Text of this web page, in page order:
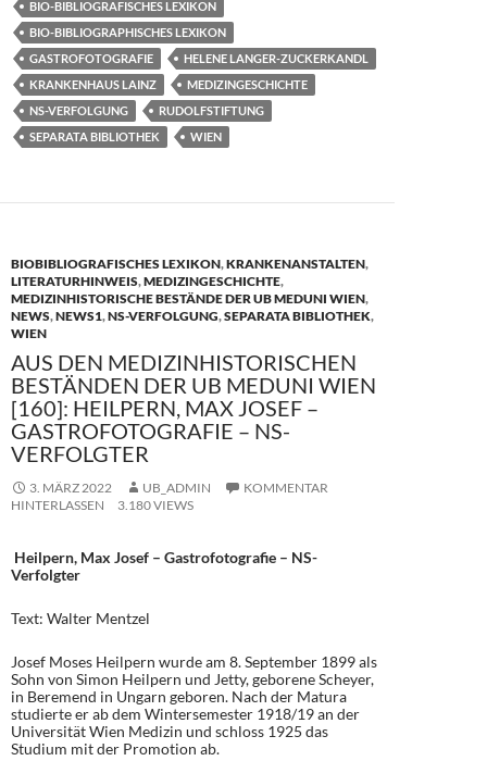
o
o
k
o
n
BIO-BIBLIOGRAFISCHES LEXIKON
BIO-BIBLIOGRAPHISCHES LEXIKON
GASTROFOTOGRAFIE
HELENE LANGER-ZUCKERKANDL
KRANKENHAUS LAINZ
MEDIZINGESCHICHTE
NS-VERFOLGUNG
RUDOLFSTIFTUNG
SEPARATA BIBLIOTHEK
WIEN
BIOBIBLIOGRAFISCHES LEXIKON,KRANKENANSTALTEN,
LITERATURHINWEIS,MEDIZINGESCHICHTE,
MEDIZINHISTORISCHE BESTÄNDE DER UB MEDUNI WIEN,
NEWS,NEWS1,NS-VERFOLGUNG,SEPARATA BIBLIOTHEK,
WIEN
AUS DEN MEDIZINHISTORISCHEN
BESTÄNDEN DER UB MEDUNI WIEN
[160]: HEILPERN, MAX JOSEF –
GASTROFOTOGRAFIE – NS-
VERFOLGTER
3. MÄRZ 2022 UB_ADMIN
KOMMENTAR
HINTERLASSEN
3.180 VIEWS
Heilpern, Max Josef – Gastrofotografie – NS-
Verfolgter
Text: Walter Mentzel
Josef Moses Heilpern wurde am 8. September 1899 als
Sohn von Simon Heilpern und Jetty, geborene Scheyer,
in Beremend in Ungarn geboren. Nach der Matura
studierte er ab dem Wintersemester 1918/19 an der
Universität Wien Medizin und schloss 1925 das
Studium mit der Promotion ab.